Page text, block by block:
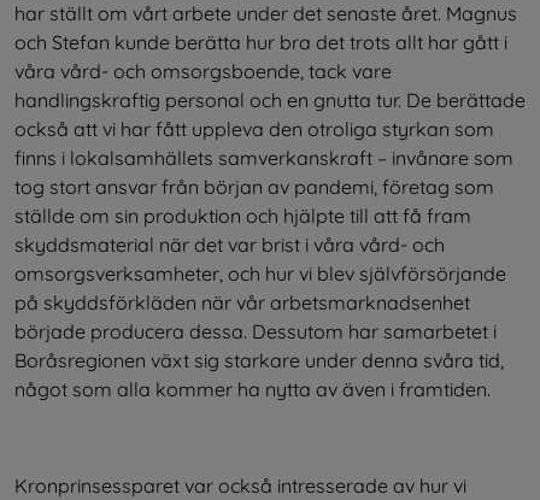
har ställt om vårt arbete under det senaste året. Magnus
och Stefan kunde berätta hur bra det trots allt har gått i
våra vård- och omsorgsboende, tack vare
handlingskraftig personal och en gnutta tur. De berättade
också att vi har fått uppleva den otroliga styrkan som
finns i lokalsamhällets samverkanskraft – invånare som
tog stort ansvar från början av pandemi, företag som
ställde om sin produktion och hjälpte till att få fram
skyddsmaterial när det var brist i våra vård- och
omsorgsverksamheter, och hur vi blev självförsörjande
på skyddsförkläden när vår arbetsmarknadsenhet
började producera dessa. Dessutom har samarbetet i
Boråsregionen växt sig starkare under denna svåra tid,
något som alla kommer ha nytta av även i framtiden.
Kronprinsessparet var också intresserade av hur vi